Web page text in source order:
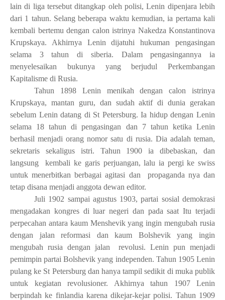
lain di liga tersebut ditangkap oleh polisi, Lenin dipenjara lebih
dari 1 tahun. Selang beberapa waktu kemudian, ia pertama kali
kembali bertemu dengan calon istrinya Nakedza Konstantinova
Krupskaya. Akhirnya Lenin dijatuhi hukuman pengasingan
selama 3 tahun di siberia. Dalam pengasingannya ia
menyelesaikan bukunya yang berjudul Perkembangan
Kapitalisme di Rusia.
Tahun 1898 Lenin menikah dengan calon istrinya
Krupskaya, mantan guru, dan sudah aktif di dunia gerakan
sebelum Lenin datang di St Petersburg. Ia hidup dengan Lenin
selama 18 tahun di pengasingan dan 7 tahun ketika Lenin
berhasil menjadi orang nomor satu di rusia. Dia adalah teman,
sekretaris sekaligus istri. Tahun 1900 ia dibebaskan, dan
langsung kembali ke garis perjuangan, lalu ia pergi ke swiss
untuk menerbitkan berbagai agitasi dan propaganda nya dan
tetap disana menjadi anggota dewan editor.
Juli 1902 sampai agustus 1903, partai sosial demokrasi
mengadakan kongres di luar negeri dan pada saat Itu terjadi
perpecahan antara kaum Menshevik yang ingin mengubah rusia
dengan jalan reformasi dan kaum Bolshevik yang ingin
mengubah rusia dengan jalan revolusi. Lenin pun menjadi
pemimpin partai Bolshevik yang independen. Tahun 1905 Lenin
pulang ke St Petersburg dan hanya tampil sedikit di muka publik
untuk kegiatan revolusioner. Akhirnya tahun 1907 Lenin
berpindah ke finlandia karena dikejar-kejar polisi. Tahun 1909